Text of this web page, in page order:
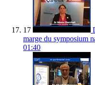
17
marge du symposium
01:40